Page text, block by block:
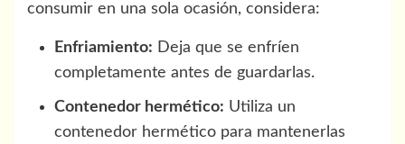
consumir en una sola ocasión, considera:
Enfriamiento: Deja que se enfríen
completamente antes de guardarlas.
Contenedor hermético: Utiliza un
contenedor hermético para mantenerlas